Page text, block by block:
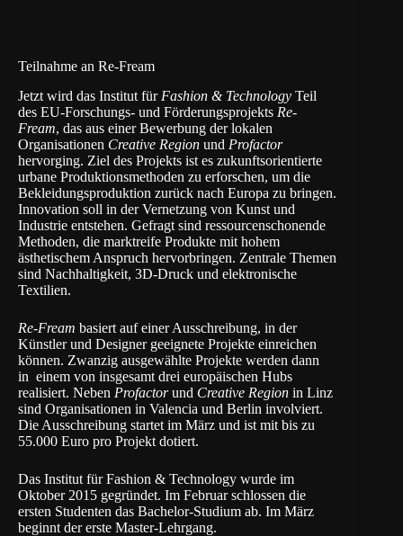
Teilnahme an Re-Fream
Jetzt wird das Institut für Fashion & Technology Teil
des EU-Forschungs- und Förderungsprojekts Re-
Fream, das aus einer Bewerbung der lokalen
Organisationen Creative Region und Profactor
hervorging. Ziel des Projekts ist es zukunftsorientierte
urbane Produktionsmethoden zu erforschen, um die
Bekleidungsproduktion zurück nach Europa zu bringen.
Innovation soll in der Vernetzung von Kunst und
Industrie entstehen. Gefragt sind ressourcenschonende
Methoden, die marktreife Produkte mit hohem
ästhetischem Anspruch hervorbringen. Zentrale Themen
sind Nachhaltigkeit, 3D-Druck und elektronische
Textilien.
Re-Fream basiert auf einer Ausschreibung, in der
Künstler und Designer geeignete Projekte einreichen
können. Zwanzig ausgewählte Projekte werden dann
in einem von insgesamt drei europäischen Hubs
realisiert. Neben Profactorund Creative Region in Linz
sind Organisationen in Valencia und Berlin involviert.
Die Ausschreibung startet im März und ist mit bis zu
55.000 Euro pro Projekt dotiert.
Das Institut für Fashion & Technology wurde im
Oktober 2015 gegründet. Im Februar schlossen die
ersten Studenten das Bachelor-Studium ab. Im März
beginnt der erste Master-Lehrgang.